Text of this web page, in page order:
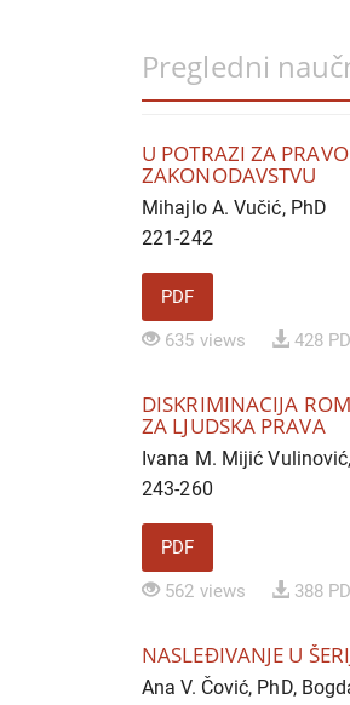
Pregledni
U POTRAZI ZA
ZAKONODAVSTVU
Mihajlo A. Vučić, PhD
221-242
PDF
635 views
428
DISKRIMINACIJA
ZA LJUDSKA PRAVA
Ivana M. Mijić
243-260
PDF
562 views
388
NASLEĐIVANJE U
Ana V. Čović, PhD,